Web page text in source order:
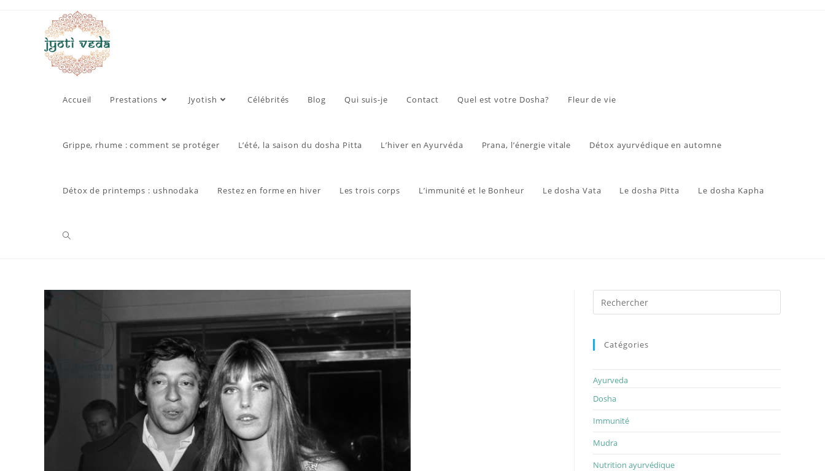
Accueil Prestations Jyotish Célébrités Blog Qui suis-je Contact Quel est votre Dosha? Fleur de vie
Grippe, rhume : comment se protéger L’été, la saison du dosha Pitta L’hiver en Ayurvéda Prana, l’énergie vitale Détox ayurvédique en automne
Détox de printemps : ushnodaka Restez en forme en hiver Les trois corps L’immunité et le Bonheur Le dosha Vata Le dosha Pitta Le dosha Kapha
Rechercher
sur
siteCatégories
Ayurveda
Dosha
Immunité
Mudra
Nutrition ayurvédique